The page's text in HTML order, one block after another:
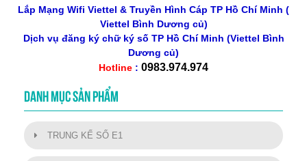
Lắp Mạng Wifi Viettel & Truyền Hình Cáp TP Hồ Chí Minh (
Viettel Bình Dương củ)
Dịch vụ đăng ký chữ ký số TP Hồ Chí Minh (Viettel Bình
Dương củ)
Hotline : 0983.974.974
DANH MỤC SẢN PHẨM
TRUNG KẾ SỐ E1